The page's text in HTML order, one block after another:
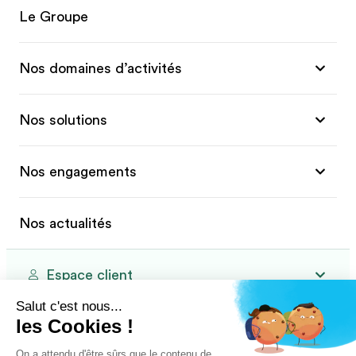
Le Groupe
Nos domaines d’activités
Nos solutions
Nos engagements
Nos actualités
Espace client
Primeo Energie pour les particuliers
Salut c'est nous...
les Cookies !
On a attendu d'être sûrs que le contenu de